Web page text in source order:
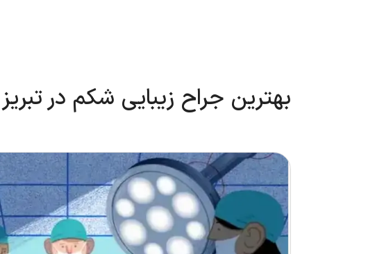
بهترین جراح زیبایی شکم در تبریز